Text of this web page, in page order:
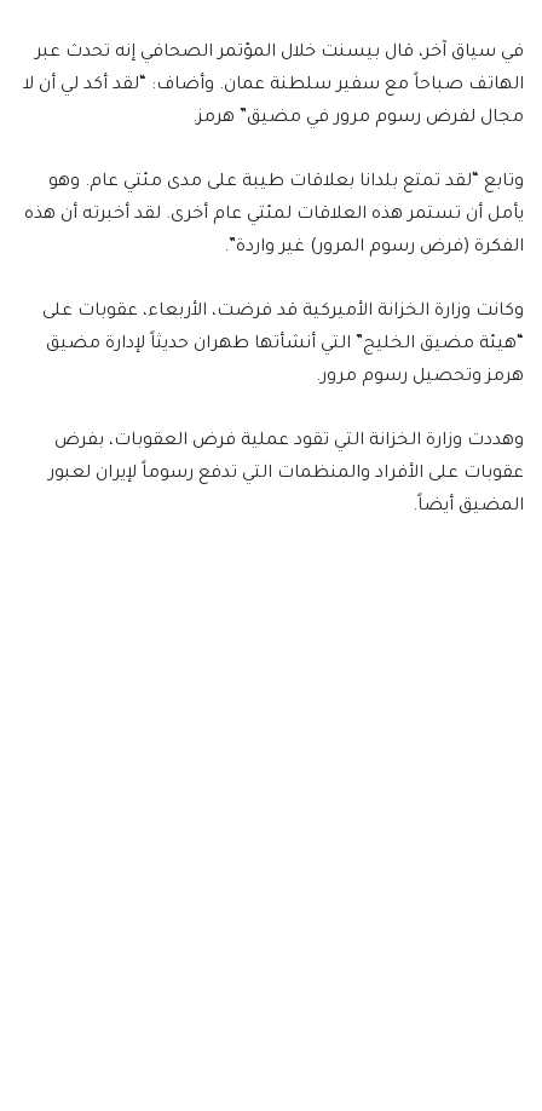
في سياق آخر، قال بيسنت خلال المؤتمر الصحافي إنه تحدث عبر
الهاتف صباحاً مع سفير سلطنة عمان. وأضاف: “لقد أكد لي أن لا
مجال لفرض رسوم مرور في مضيق” هرمز.
وتابع “لقد تمتع بلدانا بعلاقات طيبة على مدى مئتي عام. وهو
يأمل أن تستمر هذه العلاقات لمئتي عام أخرى. لقد أخبرته أن هذه
الفكرة (فرض رسوم المرور) غير واردة”.
وكانت وزارة الخزانة الأميركية قد فرضت، الأربعاء، عقوبات على
“هيئة مضيق الخليج” التي أنشأتها طهران حديثاً لإدارة مضيق
هرمز وتحصيل رسوم مرور.
وهددت وزارة الخزانة التي تقود عملية فرض العقوبات، بفرض
عقوبات على الأفراد والمنظمات التي تدفع رسوماً لإيران لعبور
المضيق أيضاً.